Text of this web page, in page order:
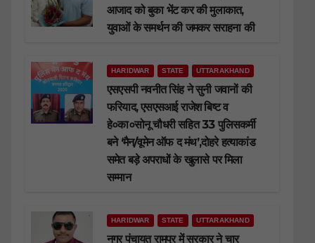
आजाद को बुका भेंट कर की मुलाकात,
युवाओं के समर्थन की जमकर सराहना की
HARIDWAR STATE UTTARAKHAND
एसएसपी नवनीत सिंह ने सुनी जवानों की
फरियाद, एसएसआई राजेश बिष्ट व
हे०का०सोनू चौधरी सहित 33 पुलिसकर्मी
बने ‘मैन/वूमेन ऑफ द मंथ’,दोहरे हत्याकांड
समेत बड़े अपराधों के खुलासे पर मिला
सम्मान
HARIDWAR STATE UTTARAKHAND
नगर पंचायत रामपुर में सरकार ने चार